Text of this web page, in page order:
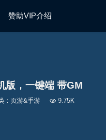
赞助VIP介绍
版，一键端 带GM
： 页游&手游 9.75K